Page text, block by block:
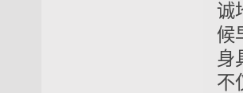
诚
候
身
不